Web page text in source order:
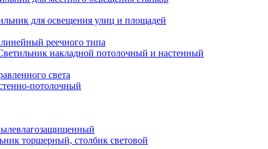
для освещения улиц и площадей
реечного типа
накладной потолочный и настенный
света
потолочный
торшерный, столбик световой